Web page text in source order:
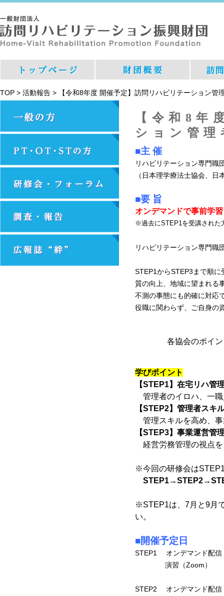
TOP > 活動報告 > 【令和8年度 開催予定】訪問リハビリテーション管
【令和8年
ション管
■主 催
リハビリテーション専門職
（日本理学療法士協会、
■要 旨
オンデマンドで事前学
※過去にSTEP1を受講された
リハビリテーション専門職
STEP1からSTEP3まで順
質の向上、地域に望まれる
不測の事態にも的確に対応
役職に関わらず、ご自身の
各協会のポイント
学びポイント
【STEP1】在宅リハ管
管理者のイロハ、一職
【STEP2】管理者スキ
管理スキルを高め、事
【STEP3】事業運営管
経営労務管理の視点を
※今回の研修会は
※STEP1は、7月と9月
い。
■開催予定日
STEP1 オンデマンド配
演習（Zoom
STEP2 オンデマンド配